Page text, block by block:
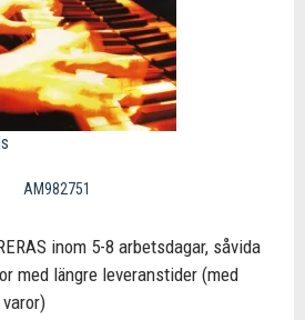
AM982751
inom 5-8 arbetsdagar, såvida
med längre leveranstider (med